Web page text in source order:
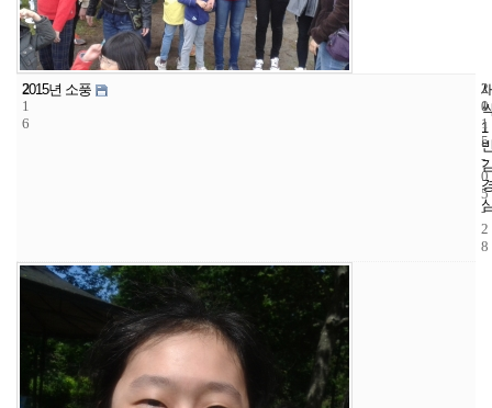
2
1
6
2015년 소풍
1
2
1
2
0
1
5
-
0
5
-
2
8